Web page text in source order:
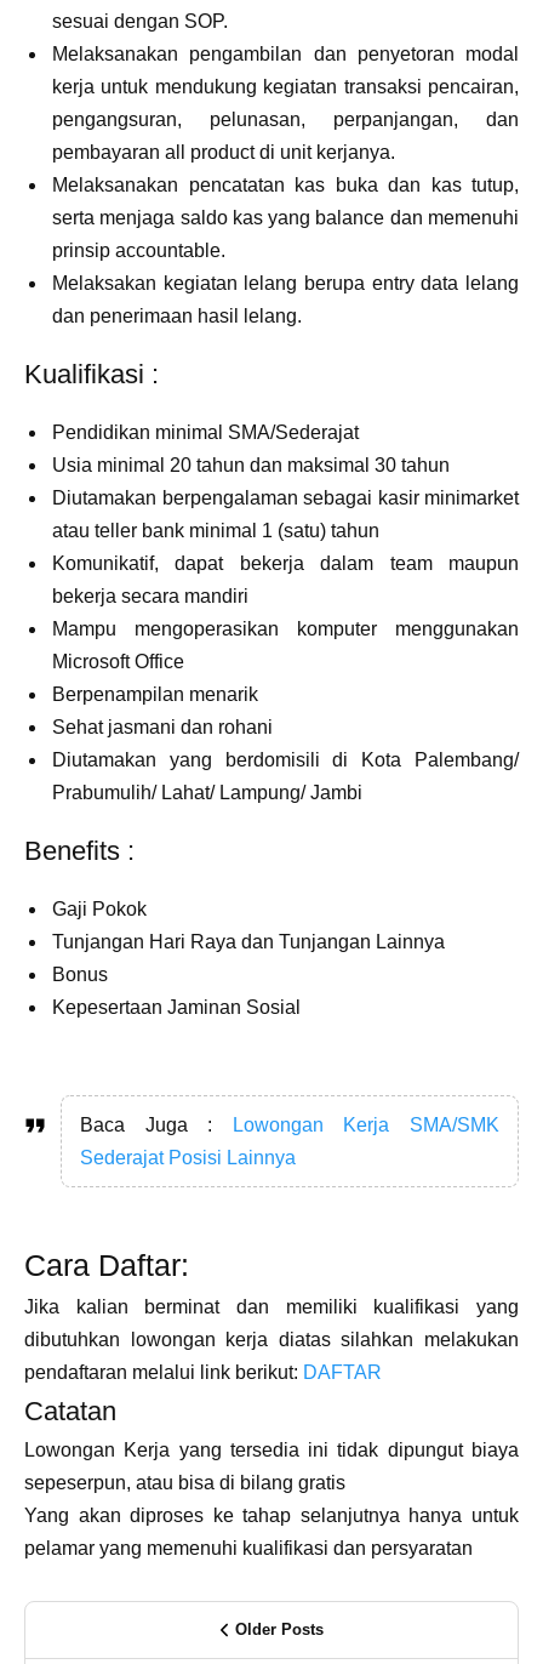
sesuai dengan SOP.
Melaksanakan pengambilan dan penyetoran modal
kerja untuk mendukung kegiatan transaksi pencairan,
pengangsuran, pelunasan, perpanjangan, dan
pembayaran all product di unit kerjanya.
Melaksanakan pencatatan kas buka dan kas tutup,
serta menjaga saldo kas yang balance dan memenuhi
prinsip accountable.
Melaksakan kegiatan lelang berupa entry data lelang
dan penerimaan hasil lelang.
Kualifikasi :
Pendidikan minimal SMA/Sederajat
Usia minimal 20 tahun dan maksimal 30 tahun
Diutamakan berpengalaman sebagai kasir minimarket
atau teller bank minimal 1 (satu) tahun
Komunikatif, dapat bekerja dalam team maupun
bekerja secara mandiri
Mampu mengoperasikan komputer menggunakan
Microsoft Office
Berpenampilan menarik
Sehat jasmani dan rohani
Diutamakan yang berdomisili di Kota Palembang/
Prabumulih/ Lahat/ Lampung/ Jambi
Benefits :
Gaji Pokok
Tunjangan Hari Raya dan Tunjangan Lainnya
Bonus
Kepesertaan Jaminan Sosial
Baca Juga :
Lowongan Kerja SMA/SMK
Sederajat Posisi Lainnya
Cara Daftar:
Jika kalian berminat dan memiliki kualifikasi yang
dibutuhkan lowongan kerja diatas silahkan melakukan
pendaftaran melalui link berikut: DAFTAR
Catatan
Lowongan Kerja yang tersedia ini tidak dipungut biaya
sepeserpun, atau bisa di bilang gratis
Yang akan diproses ke tahap selanjutnya hanya untuk
pelamar yang memenuhi kualifikasi dan persyaratan
Older Posts